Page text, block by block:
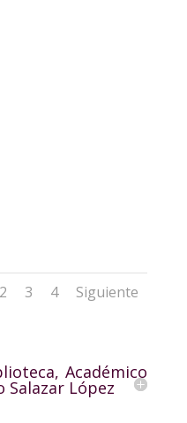
2 3 4 Siguiente
Académico
Salazar López